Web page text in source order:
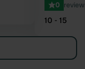
0
10 - 15